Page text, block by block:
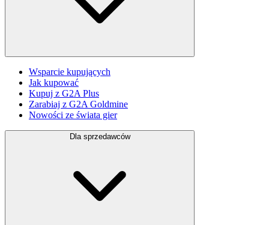
Wsparcie kupujących
Jak kupować
Kupuj z G2A Plus
Zarabiaj z G2A Goldmine
Nowości ze świata gier
Dla sprzedawców